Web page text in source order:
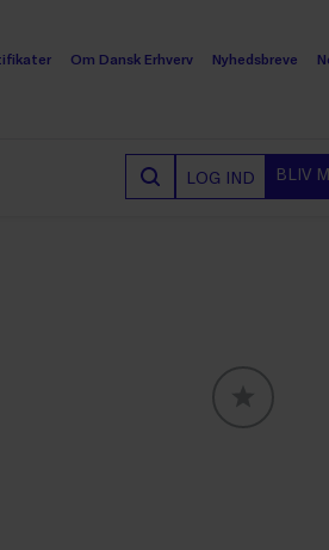
Om Dansk Erhverv Nyhedsbreve
LOG IND BLIV